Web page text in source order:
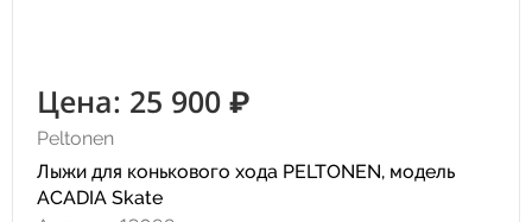
Цена: 25 900 ₽
Peltonen
Лыжи для конькового хода PELTONEN, модель
ACADIA Skate